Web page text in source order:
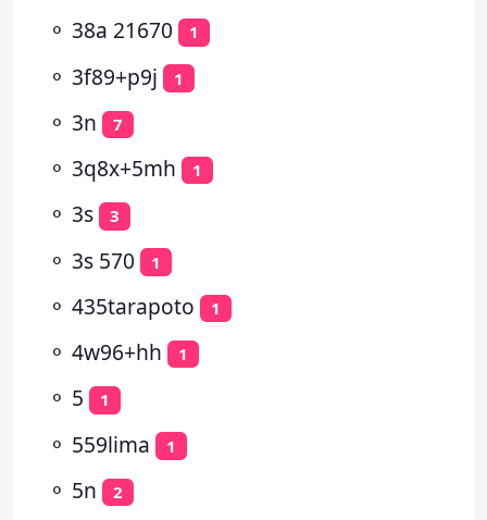
⚬ 38a 21670 1
⚬ 3f89+p9j 1
⚬ 3n 7
⚬ 3q8x+5mh 1
⚬ 3s 3
⚬ 3s 570 1
⚬ 435tarapoto 1
⚬ 4w96+hh 1
⚬ 5 1
⚬ 559lima 1
⚬ 5n 2